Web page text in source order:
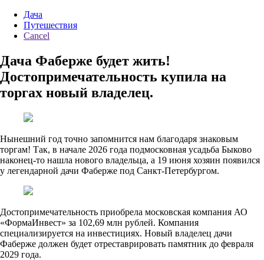
Дача
Путешествия
Cancel
Дача Фаберже будет жить!
Достопримечательность купила на
торгах новый владелец.
Нынешний год точно запомнится нам благодаря знаковым
торгам! Так, в начале 2026 года подмосковная усадьба Быково
наконец-то нашла нового владельца, а 19 июня хозяин появился
у легендарной дачи Фаберже под Санкт-Петербургом.
Достопримечательность приобрела московская компания АО
«ФормаИнвест» за 102,69 млн рублей. Компания
специализируется на инвестициях. Новый владелец дачи
Фаберже должен будет отреставрировать памятник до февраля
2029 года.